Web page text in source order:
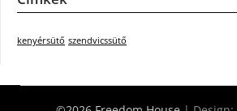
kenyérsütő szendvicssütő